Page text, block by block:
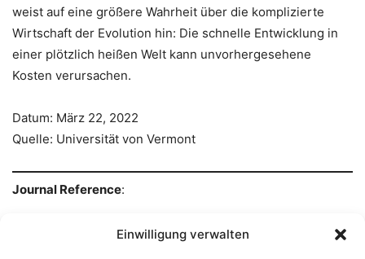
Einwilligung verwalten
weist auf eine größere Wahrheit über die komplizierte
Wirtschaft der Evolution hin: Die schnelle Entwicklung in
einer plötzlich heißen Welt kann unvorhergesehene
Kosten verursachen.
Datum: März 22, 2022
Quelle: Universität von Vermont
Journal Reference:
Reid S. Brennan, James A. deMayo, Hans G. Dam,